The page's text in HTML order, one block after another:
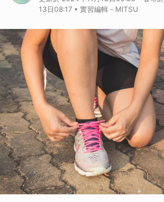
13日08:17 • 實習編輯－MITSU